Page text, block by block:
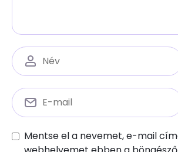
Mentse el a nevemet, e-mail